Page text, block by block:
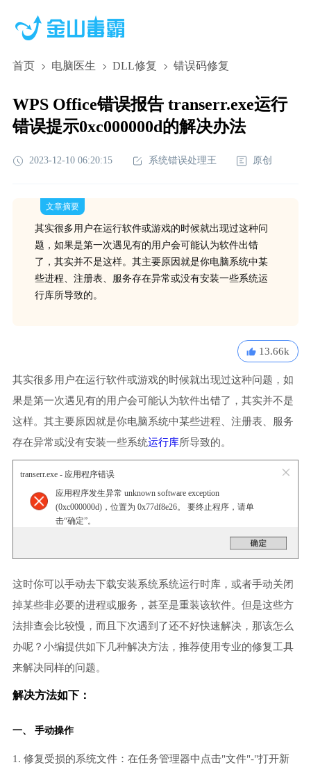
首页 电脑医生 DLL修复 错误码修复
WPS Office错误报告 transerr.exe运行
错误提示0xc000000d的解决办法
2023-12-10 06:20:15 系统错误处理王 原创
文章摘要
其实很多用户在运行软件或游戏的时候就出现过这种问
题，如果是第一次遇见有的用户会可能认为软件出错
了，其实并不是这样。其主要原因就是你电脑系统中某
些进程、注册表、服务存在异常或没有安装一些系统运
行库所导致的。
13.66k
其实很多用户在运行软件或游戏的时候就出现过这种问题，如
果是第一次遇见有的用户会可能认为软件出错了，其实并不是
这样。其主要原因就是你电脑系统中某些进程、注册表、服务
存在异常或没有安装一些系统运行库所导致的。
transerr.exe - 应用程序错误
应用程序发生异常 unknown software exception
(0xc000000d)，位置为 0x77df8e26。 要终止程序，请单
击“确定”。
这时你可以手动去下载安装系统系统运行时库，或者手动关闭
掉某些非必要的进程或服务，甚至是重装该软件。但是这些方
法排查会比较慢，而且下次遇到了还不好快速解决，那该怎么
办呢？小编提供如下几种解决方法，推荐使用专业的修复工具
来解决同样的问题。
解决方法如下：
一、 手动操作
1. 修复受损的系统文件：在任务管理器中点击"文件"-"打开新